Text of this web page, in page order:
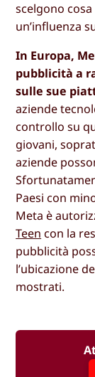
scelgono
un’influenza
In Europa,
pubblicità a
sulle sue
aziende
controllo su
giovani,
aziende
Paesi con
Meta è
Teen con la
pubblicità
l’ubicazione
mostrati.